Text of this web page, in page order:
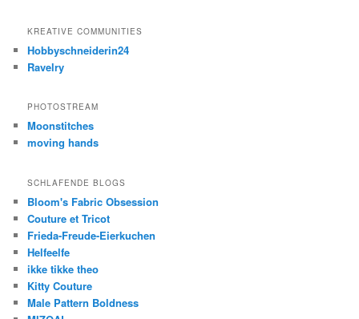
KREATIVE COMMUNITIES
Hobbyschneiderin24
Ravelry
PHOTOSTREAM
Moonstitches
moving hands
SCHLAFENDE BLOGS
Bloom's Fabric Obsession
Couture et Tricot
Frieda-Freude-Eierkuchen
Helfeelfe
ikke tikke theo
Kitty Couture
Male Pattern Boldness